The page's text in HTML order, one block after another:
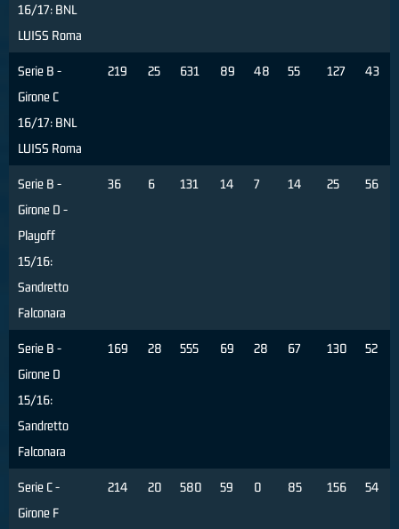
16/17: BNL
LUISS Roma
Serie B -
Girone C
16/17: BNL
LUISS Roma
219 25 631 89 48 55 127 43
Serie B -
Girone D -
Playoff
15/16:
Sandretto
Falconara
36 6 131 14 7 14 25 56
Serie B -
Girone D
15/16:
Sandretto
Falconara
169 28 555 69 28 67 130 52
Serie C -
Girone F
214 20 580 59 0 85 156 54